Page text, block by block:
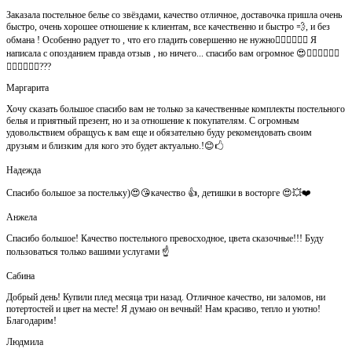
Заказала постельное белье со звёздами, качество отличное, доставочка пришла очень
быстро, очень хорошее отношение к клиентам, все качественно и быстро 💨, и без
обмана ! Особенно радует то , что его гладить совершенно не нужно👍🏻👍🏻🙈😄 Я
написала с опозданием правда отзыв , но ничего... спасибо вам огромное 😍👍🏻👍🏻👏🏻
👌🏻👌🏻👌🏻???
Маргарита
Хочу сказать большое спасибо вам не только за качественные комплекты постельного
белья и приятный презент, но и за отношение к покупателям. С огромным
удовольствием обращусь к вам еще и обязательно буду рекомендовать своим
друзьям и близким для кого это будет актуально.!😊🖒
Надежда
Спасибо большое за постельку)😍😘качество 👍, детишки в восторге 😍💥❤️
Анжела
Спасибо большое! Качество постельного превосходное, цвета сказочные!!! Буду
пользоваться только вашими услугами ☝️
Сабина
Добрый день! Купили плед месяца три назад. Отличное качество, ни заломов, ни
потертостей и цвет на месте! Я думаю он вечный! Нам красиво, тепло и уютно!
Благодарим!
Людмила